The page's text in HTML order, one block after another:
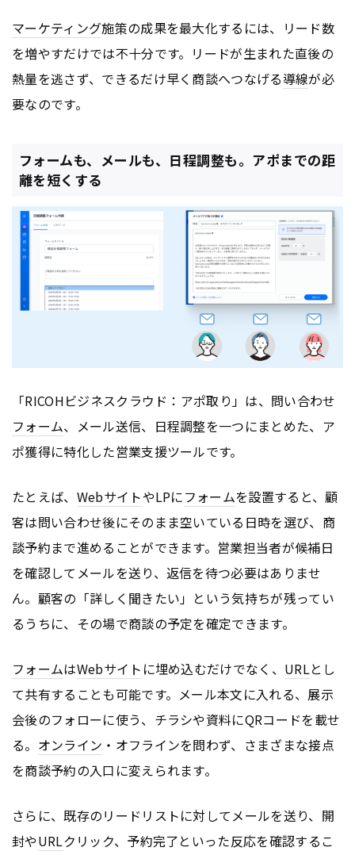
マーケティング施策の成果を最大化するには、リード数
を増やすだけでは不十分です。リードが生まれた直後の
熱量を逃さず、できるだけ早く商談へつなげる導線が必
要なのです。
フォームも、メールも、日程調整も。アポまでの距
離を短くする
「RICOHビジネスクラウド：アポ取り」は、問い合わせ
フォーム、メール送信、日程調整を一つにまとめた、ア
ポ獲得に特化した営業支援ツールです。
たとえば、 WebサイトやLPにフォームを設置すると、顧
客は問い合わせ後にそのまま空いている日時を選び、商
談予約まで進めることができます。営業担当者が候補日
を確認してメールを送り、返信を待つ必要はありませ
ん。顧客の「詳しく聞きたい」という気持ちが残ってい
るうちに、その場で商談の予定を確定できます。
フォームはWebサイト に埋め込むだけでなく、 URLとし
て共有することも可能です。メール本文に入れる、展示
会後のフォローに使う、チラシや資料にQRコードを載せ
る。 オンライン ・オフラインを問わず、さまざまな接点
を商談予約の入口に変えられます。
さらに、既存のリードリストに対してメールを送り、開
封やURLクリック、予約完了といった反応を確認するこ